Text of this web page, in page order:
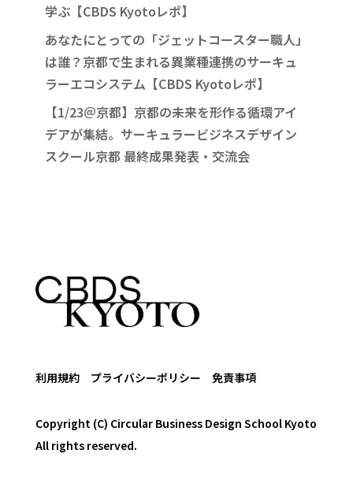
学ぶ【CBDS Kyotoレポ】
あなたにとっての「ジェットコースター職人」
は誰？京都で生まれる異業種連携のサーキュ
ラーエコシステム【CBDS Kyotoレポ】
【1/23＠京都】京都の未来を形作る循環アイ
デアが集結。サーキュラービジネスデザイン
スクール京都 最終成果発表・交流会
利用規約 プライバシーポリシー 免責事項
Copyright (C) Circular Business Design School Kyoto
All rights reserved.